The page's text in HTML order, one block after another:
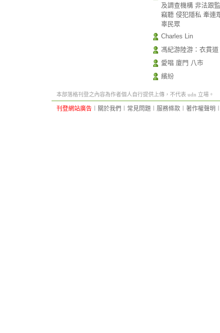
及調查機構 非法跟
竊聽 侵犯隱私 牽連
辜民眾
Charles Lin
馮紀游陸游：衣貫道
愛唱 廈門 八市
繽紛
本部落格刊登之內容為作者個人自行提供上傳，不代表 udn 立場。
刊登網站廣告 關於我們 常見問題 服務條款 著作權聲明